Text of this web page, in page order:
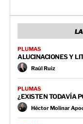
PLUMAS
ALUCINACIONES Y
Raúl Ruiz
PLUMAS
¿EXISTEN TODAVÍA
Héctor Molinar